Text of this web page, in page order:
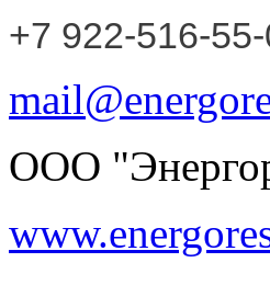
+7 922-516-
ООО